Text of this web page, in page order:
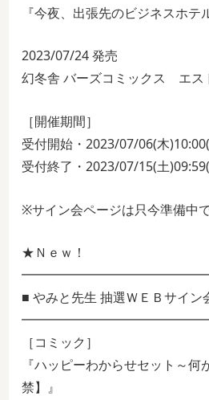
『今夜、出張先のビジネスホテ
2023/07/24 発売
幻冬舎 バーズコミックス エス
［開催期間］
受付開始・2023/07/06(木
受付終了・2023/07/15(土
※サイン会ページは只今準備中
★Ｎｅｗ！
■ やみと先生 抽選ＷＥＢサイン
［コミック］
『ハッピーわからせセット～
禁】』